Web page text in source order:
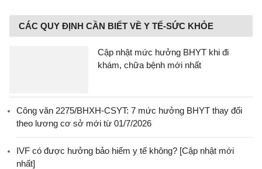
CÁC QUY ĐỊNH CẦN BIẾT VỀ Y TẾ-SỨC KHỎE
Cập nhật mức hưởng BHYT khi đi
khám, chữa bệnh mới nhất
Công văn 2275/BHXH-CSYT: 7 mức hưởng BHYT thay đổi
theo lương cơ sở mới từ 01/7/2026
IVF có được hưởng bảo hiểm y tế không? [Cập nhật mới
nhất]